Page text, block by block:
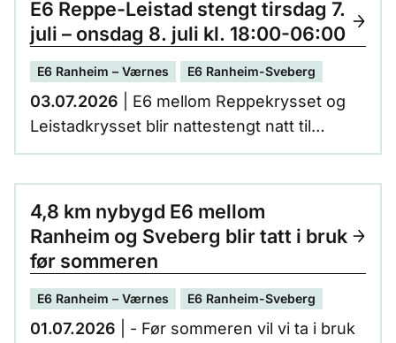
E6 Reppe-Leistad stengt tirsdag 7.
juli – onsdag 8. juli kl. 18:00-06:00
E6 Ranheim – Værnes E6 Ranheim-Sveberg
03.07.2026 | E6 mellom Reppekrysset og
Leistadkrysset blir nattestengt natt til
onsdag 8. juli fordi vi forbereder til å legge
bruk nybygd vei og nytt løp av
Væretunnelen.
4,8 km nybygd E6 mellom
Ranheim og Sveberg blir tatt i bruk
før sommeren
E6 Ranheim – Værnes E6 Ranheim-Sveberg
01.07.2026 | - Før sommeren vil vi ta i bruk